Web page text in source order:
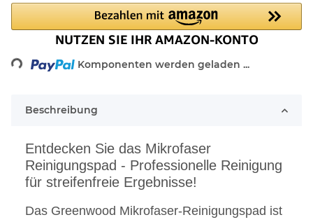
Loading... Komponenten werden geladen ...
Beschreibung
Entdecken Sie das Mikrofaser
Reinigungspad - Professionelle Reinigung
für streifenfreie Ergebnisse!
Das Greenwood Mikrofaser-Reinigungspad ist